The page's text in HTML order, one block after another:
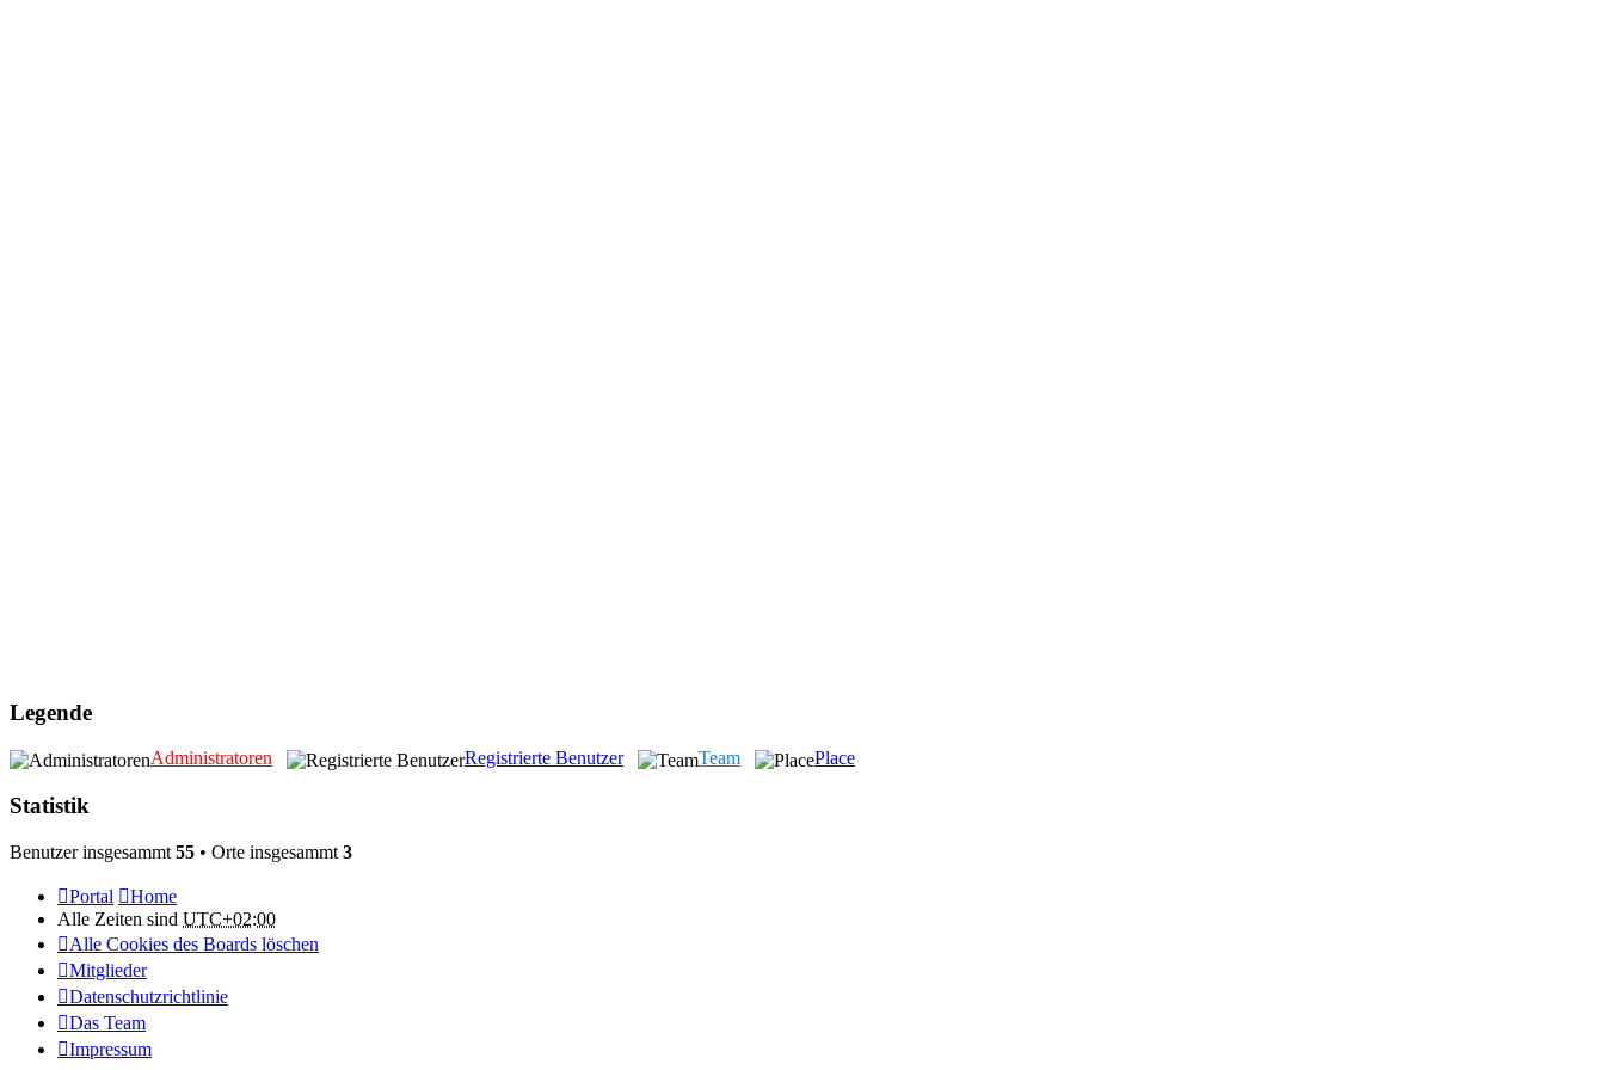
Legende
Administratoren Registrierte Benutzer Team Place
Statistik
Benutzer insgesammt 55 • Orte insgesammt 3
Portal
Home
Alle Zeiten sind UTC+02:00
Alle Cookies des Boards löschen
Mitglieder
Datenschutzrichtlinie
Das Team
Impressum